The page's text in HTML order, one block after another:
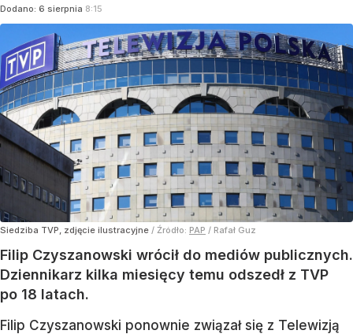
Dodano: 6 sierpnia 8:15
Siedziba TVP, zdjęcie ilustracyjne / Źródło: PAP / Rafał Guz
Filip Czyszanowski wrócił do mediów publicznych.
Dziennikarz kilka miesięcy temu odszedł z TVP
po 18 latach.
Filip Czyszanowski ponownie związał się z Telewizją